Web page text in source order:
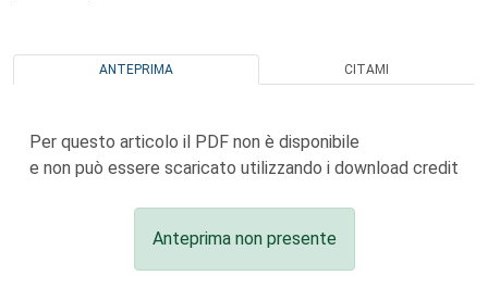
ANTEPRIMA CITAMI
Per questo articolo il PDF non è disponibile
e non può essere scaricato utilizzando i download credit
Anteprima non presente